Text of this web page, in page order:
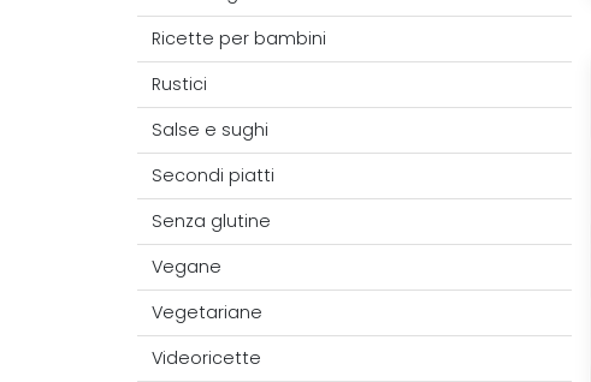
Ricette per bambini
Rustici
Salse e sughi
Secondi piatti
Senza glutine
Vegane
Vegetariane
Videoricette